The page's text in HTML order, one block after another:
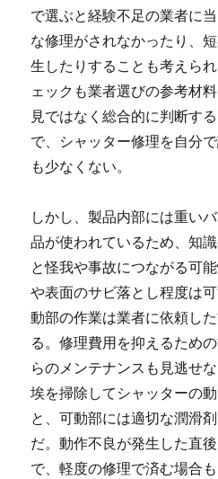
で選ぶと経験不足の業者に
な修理がされなかったり、
生したりすることも考えら
ェックも業者選びの参考材
見ではなく総合的に判断す
で、シャッター修理を自分
も少なくない。
しかし、製品内部には重い
品が使われているため、知
と怪我や事故につながる可
や表面のサビ落とし程度は
動部の作業は業者に依頼し
る。修理費用を抑えるため
らのメンテナンスも見逃せ
埃を掃除してシャッターの
と、可動部には適切な潤滑
だ。動作不良が発生した直
で、軽度の修理で済む場合も